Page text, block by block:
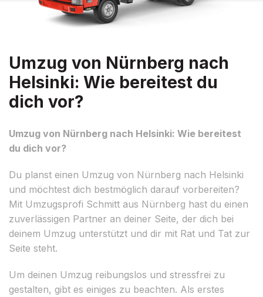
Umzug von Nürnberg nach
Helsinki: Wie bereitest du
dich vor?
Umzug von Nürnberg nach Helsinki: Wie bereitest
du dich vor?
Du planst einen Umzug von Nürnberg nach Helsinki
und möchtest dich bestmöglich darauf vorbereiten?
Mit Umzugsprofi Schmitt aus Nürnberg hast du einen
zuverlässigen Partner an deiner Seite, der dich bei
deinem Umzug unterstützt und dir mit Rat und Tat zur
Seite steht.
Um deinen Umzug reibungslos und stressfrei zu
gestalten, gibt es einiges zu beachten. Als erstes